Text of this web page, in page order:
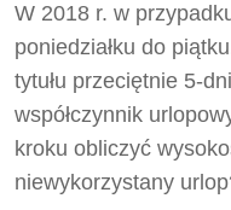
W 2018 r. w
poniedziałku do
tytułu przeciętnie 5-
współczynnik
kroku obliczyć
niewykorzystany